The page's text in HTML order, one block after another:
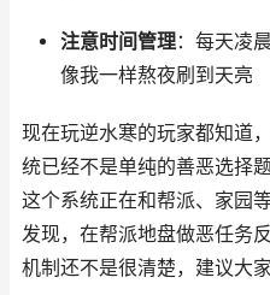
注意时间管理：每天凌
像我一样熬夜刷到天亮
现在玩逆水寒的玩家都知道
统已经不是单纯的善恶选择
这个系统正在和帮派、家园
发现，在帮派地盘做恶任务
机制还不是很清楚，建议大